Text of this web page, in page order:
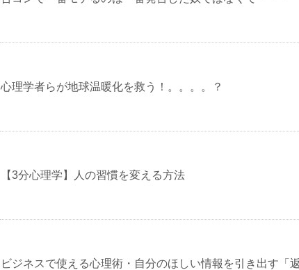
心理学者らが地球温暖化を救う！。。。。？
【3分心理学】人の習慣を変える方法
ビジネスで使える心理術・自分のほしい情報を引き出す「